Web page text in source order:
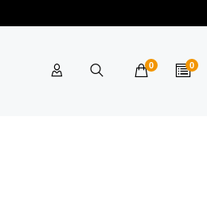
0 0